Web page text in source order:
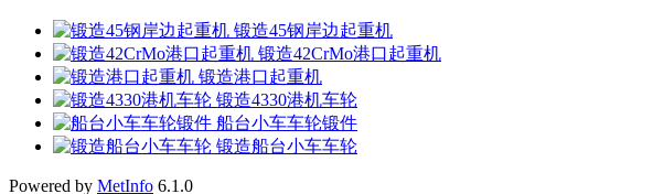
锻造45钢岸边起重机
锻造42CrMo港口起重机
锻造港口起重机
锻造4330港机车轮
船台小车车轮锻件
锻造船台小车车轮
Powered by MetInfo 6.1.0